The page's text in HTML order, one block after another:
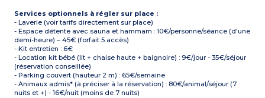
Services optionnels à régler sur place :
- Laverie (voir tarifs directement sur place)
- Espace détente avec sauna et hammam : 10€/personne/séance (d'une
demi-heure) – 45€ (forfait 5 accès)
- Kit entretien : 6€
- Location kit bébé (lit + chaise haute + baignoire) : 9€/jour - 35€/séjour
(réservation conseillée)
- Parking couvert (hauteur 2 m) : 65€/semaine
- Animaux admis* (à préciser à la réservation) : 80€/animal/séjour (7
nuits et +) - 16€/nuit (moins de 7 nuits)